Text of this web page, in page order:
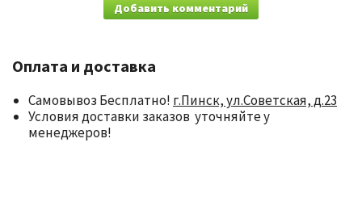
Добавить комментарий
Оплата и доставка
Самовывоз Бесплатно! г.Пинск, ул.Советская, д.23
Условия доставки заказов уточняйте у
менеджеров!